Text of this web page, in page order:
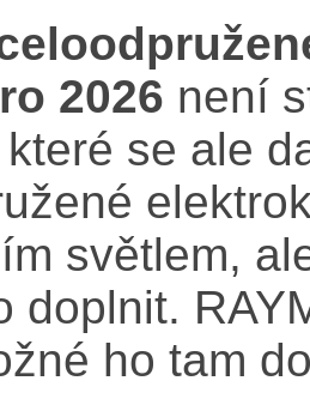
2026 není
se ale
světlem,
doplnit.
ho tam